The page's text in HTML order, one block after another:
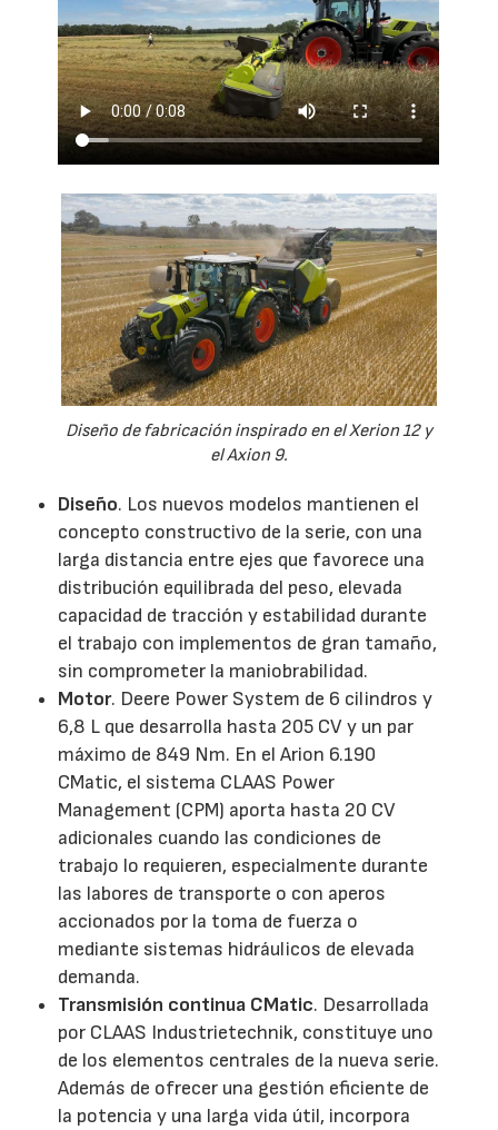
Diseño de fabricación inspirado en el Xerion 12 y
el Axion 9.
Diseño. Los nuevos modelos mantienen el
concepto constructivo de la serie, con una
larga distancia entre ejes que favorece una
distribución equilibrada del peso, elevada
capacidad de tracción y estabilidad durante
el trabajo con implementos de gran tamaño,
sin comprometer la maniobrabilidad.
Motor. Deere Power System de 6 cilindros y
6,8 L que desarrolla hasta 205 CV y un par
máximo de 849 Nm. En el Arion 6.190
CMatic, el sistema CLAAS Power
Management (CPM) aporta hasta 20 CV
adicionales cuando las condiciones de
trabajo lo requieren, especialmente durante
las labores de transporte o con aperos
accionados por la toma de fuerza o
mediante sistemas hidráulicos de elevada
demanda.
Transmisión continua CMatic. Desarrollada
por CLAAS Industrietechnik, constituye uno
de los elementos centrales de la nueva serie.
Además de ofrecer una gestión eficiente de
la potencia y una larga vida útil, incorpora